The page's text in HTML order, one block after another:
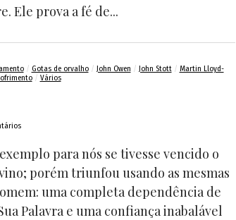
Ele prova a fé de...
/ Gotas de orvalho/ John Owen / John Stott/ Martin Lloyd-
/ Vários
para nós se tivesse vencido o
porém triunfou usando as mesmas
uma completa dependência de
Palavra e uma confiança inabalável